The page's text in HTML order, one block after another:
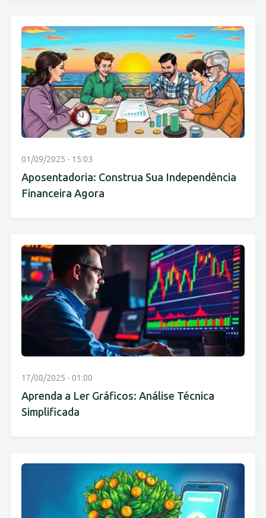
01/09/2025 - 15:03
Aposentadoria: Construa Sua Independência
Financeira Agora
17/08/2025 - 01:00
Aprenda a Ler Gráficos: Análise Técnica
Simplificada